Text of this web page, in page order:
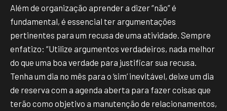
Além de organização aprender a dizer “não” é
fundamental, é essencial ter argumentações
pertinentes para um recusa de uma atividade. Sempre
enfatizo: “Utilize argumentos verdadeiros, nada melhor
do que uma boa verdade para justificar sua recusa.
Tenha um dia no mês para o ‘sim’ inevitável, deixe um dia
de reserva com a agenda aberta para fazer coisas que
terão como objetivo a manutenção de relacionamentos,